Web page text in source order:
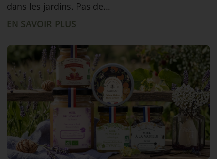
dans les jardins. Pas de...
EN SAVOIR PLUS